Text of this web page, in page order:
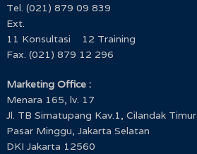
Tel. (021) 879 09 839
Ext.
11 Konsultasi 12 Training
Fax. (021) 879 12 296
Marketing Office :
Menara 165, lv. 17
Jl. TB Simatupang Kav.1, Cilandak Timur
Pasar Minggu, Jakarta Selatan
DKI Jakarta 12560